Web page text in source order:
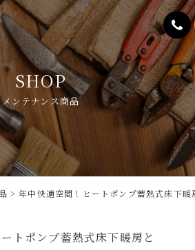
SHOP
メンテナンス商品
年中快適空間！ヒートポンプ蓄熱式床下暖
トポンプ蓄熱式床下暖房と